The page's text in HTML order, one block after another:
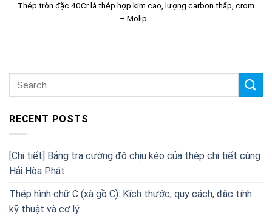
Thép tròn đặc 40Cr là thép hợp kim cao, lượng carbon thấp, crom
– Molip...
RECENT POSTS
[Chi tiết] Bảng tra cường độ chịu kéo của thép chi tiết cùng
Hải Hòa Phát.
Thép hình chữ C (xà gồ C): Kích thước, quy cách, đặc tính
kỹ thuật và cơ lý